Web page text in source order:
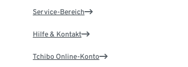
Service-Bereich
Hilfe & Kontakt
Tchibo Online-Konto